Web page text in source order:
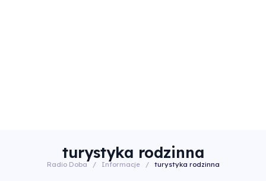
turystyka rodzinna
Radio Doba / Informacje / turystyka rodzinna